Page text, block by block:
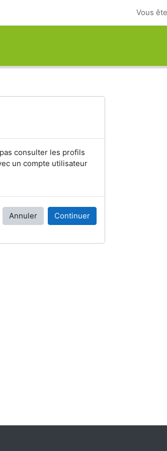
Vous
consulter les profils
un compte utilisateur
Annuler Continuer